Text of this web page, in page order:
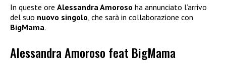
In queste ore Alessandra Amoroso ha annunciato l’arrivo
del suo nuovo singolo , che sarà in collaborazione con
BigMama.
Alessandra Amoroso feat BigMama